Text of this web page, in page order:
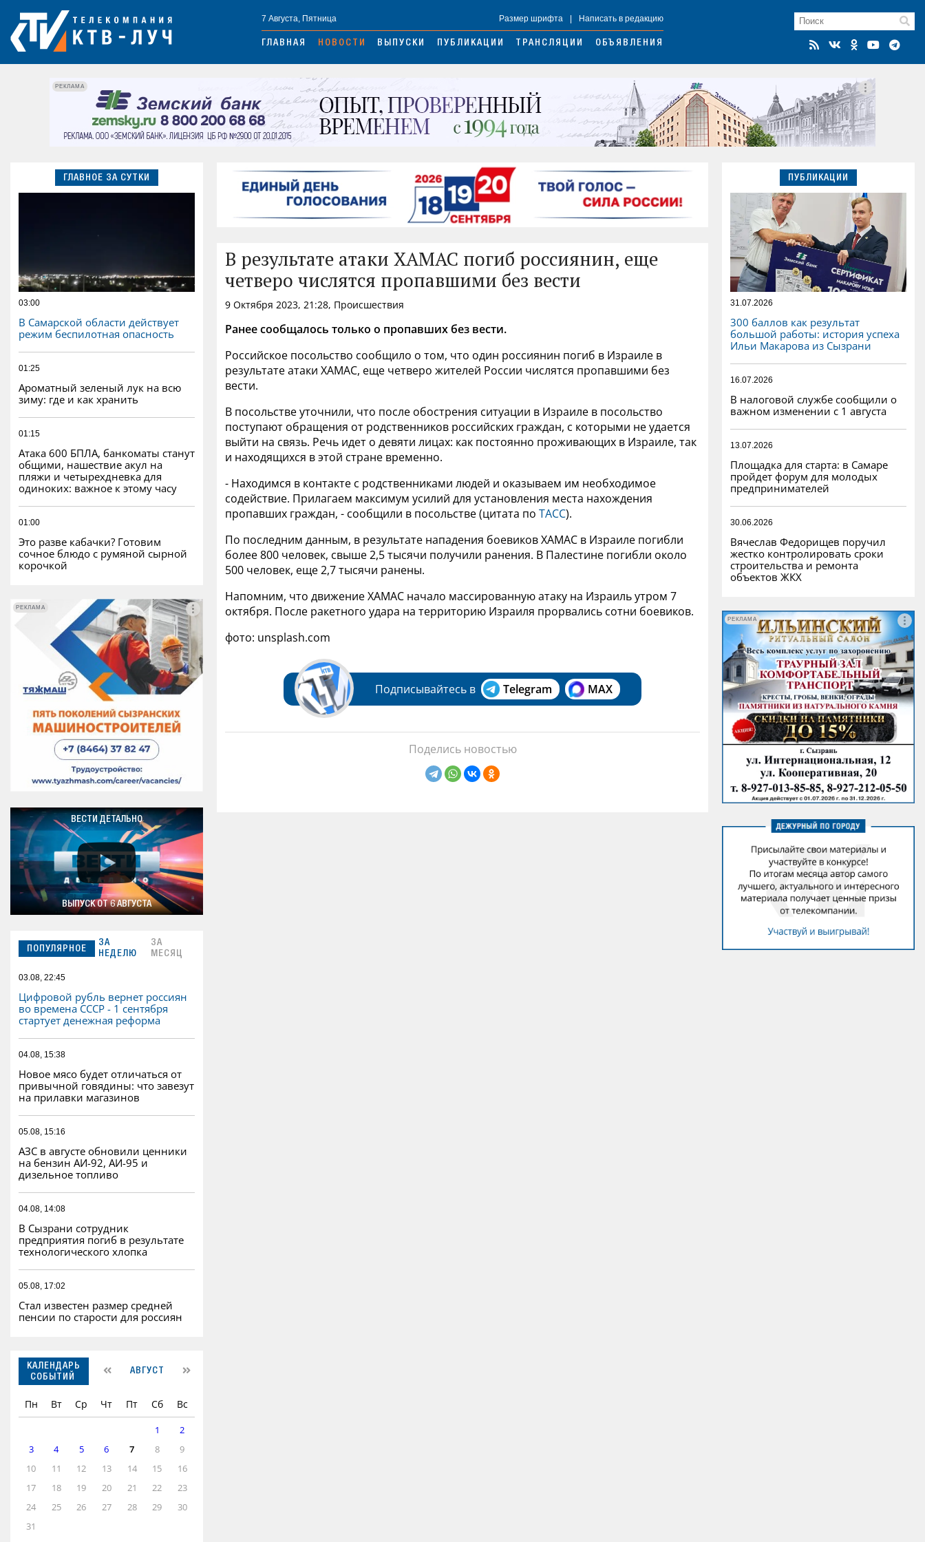
7 Августа, Пятница Размер шрифта Написать в редакцию
ГЛАВНАЯ НОВОСТИ ВЫПУСКИ ПУБЛИКАЦИИ ТРАНСЛЯЦИИ ОБЪЯВЛЕНИЯ
РЕКЛАМА
ГЛАВНОЕ ЗА СУТКИ
03:00
В Самарской области действует
режим беспилотная опасность
01:25
Ароматный зеленый лук на всю
зиму: где и как хранить
01:15
Атака 600 БПЛА, банкоматы станут
общими, нашествие акул на
пляжи и четырехдневка для
одиноких: важное к этому часу
01:00
Это разве кабачки? Готовим
сочное блюдо с румяной сырной
корочкой
РЕКЛАМА РЕКЛАМА
ВЕСТИ ДЕТАЛЬНО
ВЫПУСК ОТ 6 АВГУСТА
ПОПУЛЯРНОЕ
ЗА
НЕДЕЛЮ
ЗА
МЕСЯЦ
03.08, 22:45
Цифровой рубль вернет россиян
во времена СССР - 1 сентября
стартует денежная реформа
04.08, 15:38
Новое мясо будет отличаться от
привычной говядины: что завезут
на прилавки магазинов
05.08, 15:16
АЗС в августе обновили ценники
на бензин АИ-92, АИ-95 и
дизельное топливо
04.08, 14:08
В Сызрани сотрудник
предприятия погиб в результате
технологического хлопка
05.08, 17:02
Стал известен размер средней
пенсии по старости для россиян
КАЛЕНДАРЬ
СОБЫТИЙ
АВГУСТ
Пн Вт Ср Чт Пт Сб Вс
1
2
3
4 5 6 7 8
9
10
11 12 13 14 15
16
17
18 19 20 21 22
23
24
25 26 27 28 29
30
31
В результате атаки ХАМАС погиб россиянин, еще
четверо числятся пропавшими без вести
9 Октября 2023, 21:28, Происшествия
Ранее сообщалось только о пропавших без вести.
Российское посольство сообщило о том, что один россиянин погиб в Израиле в
результате атаки ХАМАС, еще четверо жителей России числятся пропавшими без
вести.
В посольстве уточнили, что после обострения ситуации в Израиле в посольство
поступают обращения от родственников российских граждан, с которыми не удается
выйти на связь. Речь идет о девяти лицах: как постоянно проживающих в Израиле, так
и находящихся в этой стране временно.
- Находимся в контакте с родственниками людей и оказываем им необходимое
содействие. Прилагаем максимум усилий для установления места нахождения
пропавших граждан, - сообщили в посольстве (цитата по ТАСС).
По последним данным, в результате нападения боевиков ХАМАС в Израиле погибли
более 800 человек, свыше 2,5 тысячи получили ранения. В Палестине погибли около
500 человек, еще 2,7 тысячи ранены.
Напомним, что движение ХАМАС начало массированную атаку на Израиль утром 7
октября. После ракетного удара на территорию Израиля прорвались сотни боевиков.
фото: unsplash.com
Подписывайтесь в Telegram MAX
Поделись новостью
ПУБЛИКАЦИИ
31.07.2026
300 баллов как результат
большой работы: история успеха
Ильи Макарова из Сызрани
16.07.2026
В налоговой службе сообщили о
важном изменении с 1 августа
13.07.2026
Площадка для старта: в Самаре
пройдет форум для молодых
предпринимателей
30.06.2026
Вячеслав Федорищев поручил
жестко контролировать сроки
строительства и ремонта
объектов ЖКХ
РЕКЛАМА